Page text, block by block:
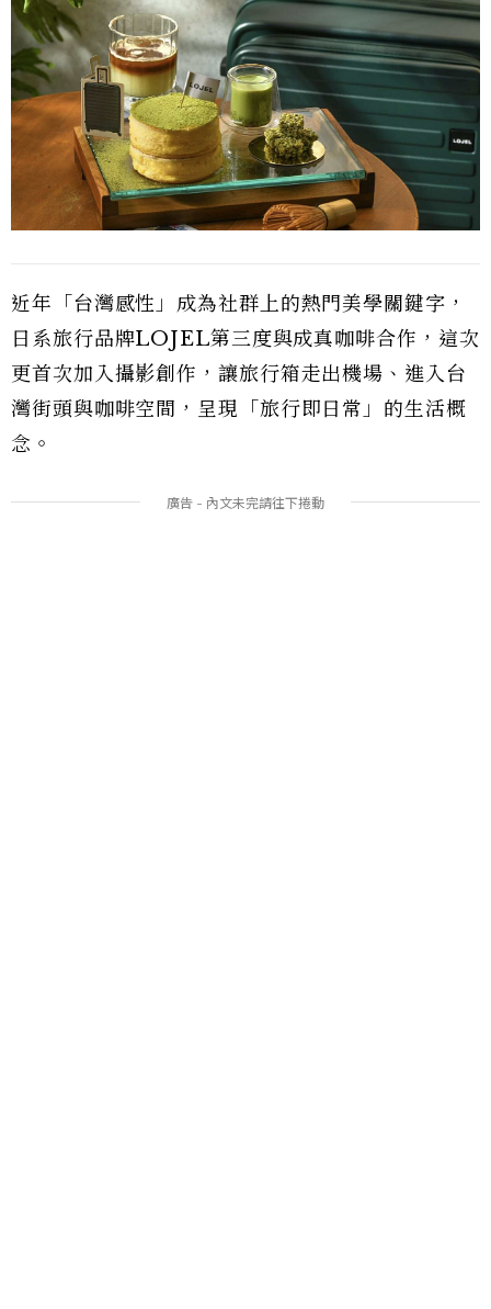
近年「台灣感性」成為社群上的熱門美學關鍵字，
日系旅行品牌LOJEL第三度與成真咖啡合作，這次
更首次加入攝影創作，讓旅行箱走出機場、進入台
灣街頭與咖啡空間，呈現「旅行即日常」的生活概
念。